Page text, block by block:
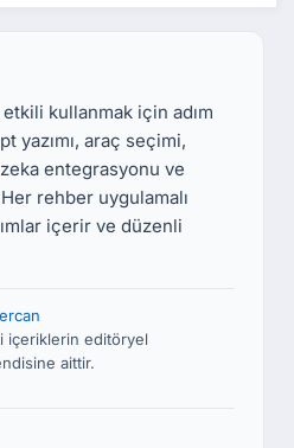
etkili kullanmak için adım
yazımı, araç seçimi,
entegrasyonu ve
rehber uygulamalı
içerir ve düzenli
içeriklerin editöryel
aittir.